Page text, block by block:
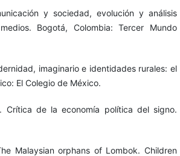
y sociedad, evolución y análisis
Bogotá, Colombia: Tercer Mundo
imaginario e identidades rurales: el
El Colegio de México.
Crítica de la economía política del signo.
Malaysian orphans of Lombok. Children